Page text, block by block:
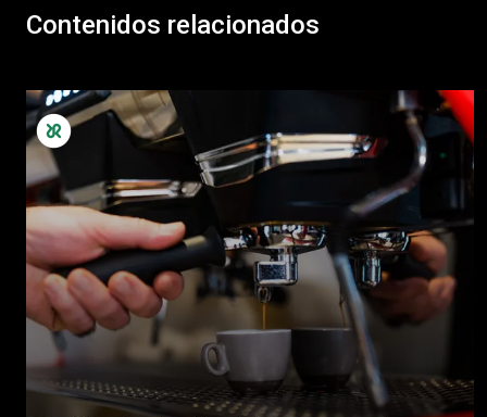
Contenidos relacionados